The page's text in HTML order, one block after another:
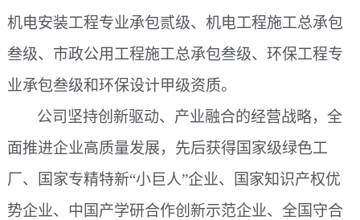
机电安装工程专业承包贰级、机电工程施工总承包
叁级、市政公用工程施工总承包叁级、环保工程专
业承包叁级和环保设计甲级资质。
公司坚持创新驱动、产业融合的经营战略，全
面推进企业高质量发展，先后获得国家级绿色工
厂、国家专精特新“小巨人”企业、国家知识产权优
势企业、中国产学研合作创新示范企业、全国守合